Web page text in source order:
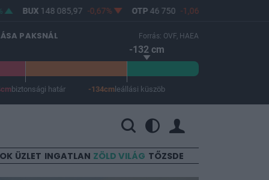
BUX 148 085,97 -0,67% OTP 46 750 -1,06%
PAKSNÁL Forrás: OVF, HAEA
-132 cm
biztonsági határ -134cmleállási küszöb
ÜZLET INGATLAN ZÖLD VILÁG TŐZSDE